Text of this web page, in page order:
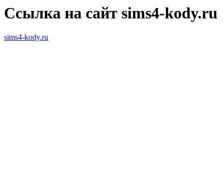
Ссылка на сайт sims4-kody.ru
sims4-kody.ru